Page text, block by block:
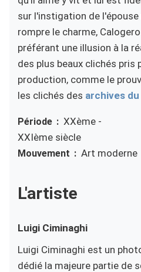
sur l'instigation de
rompre le charme,
préférant une illusion à la
des plus beaux clichés pris
production, comme le
les clichés des archives
Période
XXème -
XXIème siècle
Mouvement Art moderne
L'artiste
Luigi Ciminaghi
Luigi Ciminaghi est un
dédié la majeure partie de